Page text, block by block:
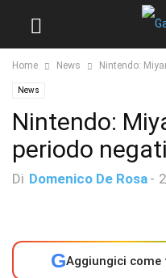
Home News Nintendo:
News
Nintendo:
periodo
Di Domenico De Rosa -
GAggiungici